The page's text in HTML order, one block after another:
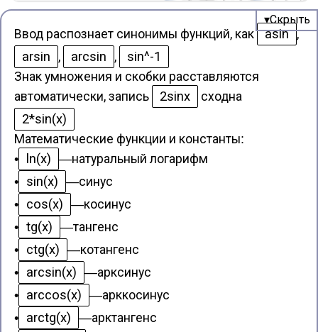
Ввод распознает синонимы функций, как asin ,
arsin , arcsin , sin^-1
Знак умножения и скобки расставляются
автоматически, запись
2sinx сходна
2*sin(x)
Математические функции и константы:
•
ln(x) —натуральный логарифм
•
sin(x) —синус
•
cos(x) —косинус
• tg(x) —тангенс
•
ctg(x) —котангенс
•
arcsin(x) —арксинус
•
arccos(x) —арккосинус
•
arctg(x) —арктангенс